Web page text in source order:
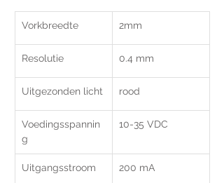
Vorkbreedte
Resolutie 0.4 mm
Uitgezonden licht rood
Voedingsspannin
g
10-35 VDC
Uitgangsstroom 200 mA